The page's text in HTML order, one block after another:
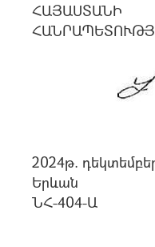
ՀԱՅԱՍՏԱՆԻ
2024թ.
Երևան
ՆՀ-404-Ա